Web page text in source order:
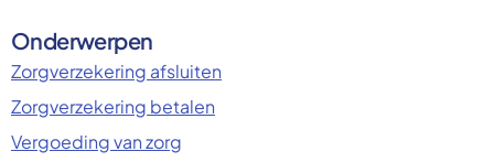
Onderwerpen
Zorgverzekering afsluiten
Zorgverzekering betalen
Vergoeding van zorg